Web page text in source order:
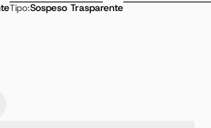
Tipo:Sospeso Trasparente